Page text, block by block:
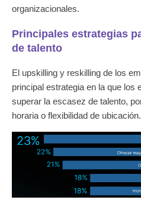
organizacionales.
Principales estrategias
de talento
El upskilling y reskilling de los
principal estrategia en la que los
superar la escasez de talento,
horaria o flexibilidad de ubicación.